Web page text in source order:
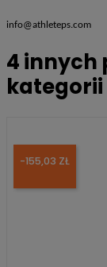
info@athleteps.com
4 innych
kategorii
-155,03 ZŁ